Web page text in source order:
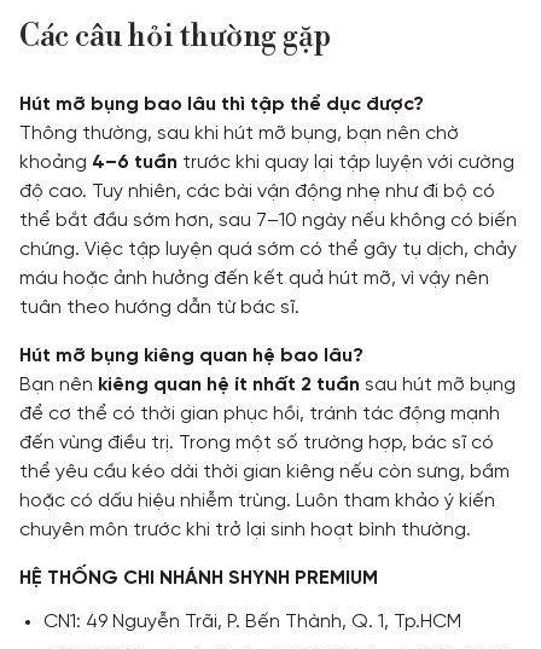
Các câu hỏi thường gặp
Hút mỡ bụng bao lâu thì tập thể dục được?
Thông thường, sau khi hút mỡ bụng, bạn nên chờ
khoảng 4–6 tuần trước khi quay lại tập luyện với cường
độ cao. Tuy nhiên, các bài vận động nhẹ như đi bộ có
thể bắt đầu sớm hơn, sau 7–10 ngày nếu không có biến
chứng. Việc tập luyện quá sớm có thể gây tụ dịch, chảy
máu hoặc ảnh hưởng đến kết quả hút mỡ, vì vậy nên
tuân theo hướng dẫn từ bác sĩ.
Hút mỡ bụng kiêng quan hệ bao lâu?
Bạn nên kiêng quan hệ ít nhất 2 tuần sau hút mỡ bụng
để cơ thể có thời gian phục hồi, tránh tác động mạnh
đến vùng điều trị. Trong một số trường hợp, bác sĩ có
thể yêu cầu kéo dài thời gian kiêng nếu còn sưng, bầm
hoặc có dấu hiệu nhiễm trùng. Luôn tham khảo ý kiến
chuyên môn trước khi trở lại sinh hoạt bình thường.
HỆ THỐNG CHI NHÁNH SHYNH PREMIUM
CN1: 49 Nguyễn Trãi, P. Bến Thành, Q. 1, Tp.HCM